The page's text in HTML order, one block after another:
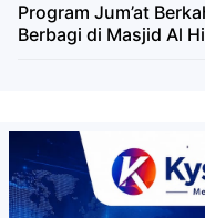
Program Jum’at
Berbagi di Masjid Al